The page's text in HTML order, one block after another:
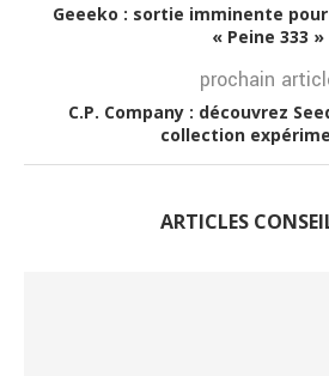
Geeeko : sortie imminente
« Peine 333 »
prochain
C.P. Company : découvrez
collection
ARTICLES